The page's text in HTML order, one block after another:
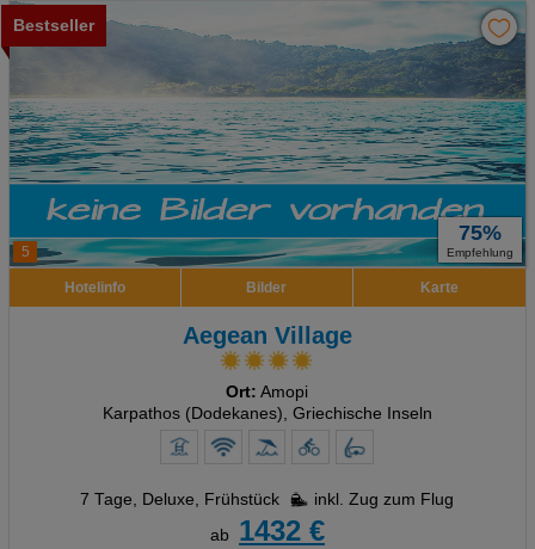
5
Bestseller
75%
Empfehlung
Hotelinfo Bilder Karte
Aegean Village
Ort: Amopi
Karpathos (Dodekanes), Griechische Inseln
7 Tage, Deluxe, Frühstück
inkl. Zug zum Flug
ab
1432 €